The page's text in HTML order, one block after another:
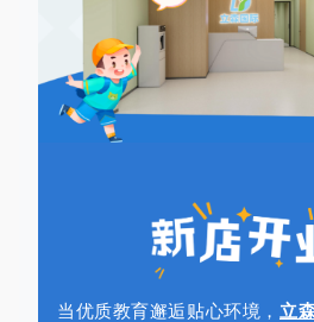
当优质教育邂逅贴心环境， 立